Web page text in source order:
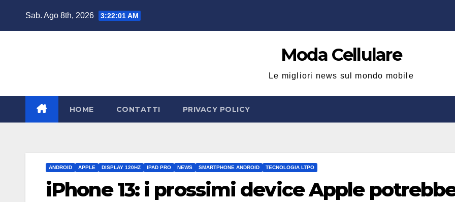
Sab. Ago 8th, 2026 3:22:02 AM
Moda Cellulare
Le migliori news sul mondo mobile
HOME CONTATTI PRIVACY POLICY
ANDROID APPLE DISPLAY 120HZ IPAD PRO NEWS SMARTPHONE ANDROID TECNOLOGIA LTPO
iPhone 13: i prossimi device Apple